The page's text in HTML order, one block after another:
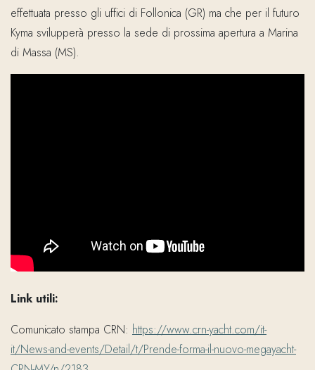
effettuata presso gli uffici di Follonica (GR) ma che per il futuro
Kyma svilupperà presso la sede di prossima apertura a Marina
di Massa (MS).
Link utili:
Comunicato stampa CRN: https://www.crn-yacht.com/it-
it/News-and-events/Detail/t/Prende-forma-il-nuovo-megayacht-